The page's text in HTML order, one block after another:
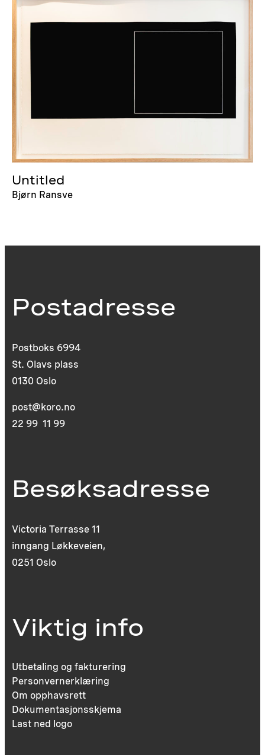
Untitled
Bjørn Ransve
Postadresse
Postboks 6994
St. Olavs plass
0130 Oslo
post@koro.no
22 99 11 99
Besøksadresse
Victoria Terrasse 11
inngang Løkkeveien,
0251 Oslo
Viktig info
Utbetaling og fakturering
Personvernerklæring
Om opphavsrett
Dokumentasjonsskjema
Last ned logo